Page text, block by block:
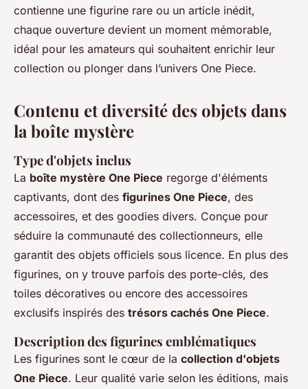
contienne une figurine rare ou un article inédit,
chaque ouverture devient un moment mémorable,
idéal pour les amateurs qui souhaitent enrichir leur
collection ou plonger dans l’univers One Piece.
Contenu et diversité des objets dans
la boîte mystère
Type d'objets inclus
La boîte mystère One Piece regorge d'éléments
captivants, dont des figurines One Piece, des
accessoires, et des goodies divers. Conçue pour
séduire la communauté des collectionneurs, elle
garantit des objets officiels sous licence. En plus des
figurines, on y trouve parfois des porte-clés, des
toiles décoratives ou encore des accessoires
exclusifs inspirés des trésors cachés One Piece.
Description des figurines emblématiques
Les figurines sont le cœur de la collection d'objets
One Piece. Leur qualité varie selon les éditions, mais